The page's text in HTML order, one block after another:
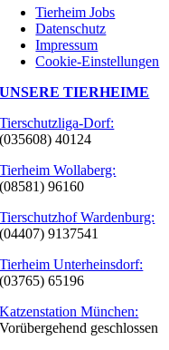
Tierheim Jobs
Datenschutz
Impressum
Cookie-Einstellungen
UNSERE TIERHEIME
Tierschutzliga-Dorf:
(035608) 40124
Tierheim Wollaberg:
(08581) 96160
Tierschutzhof Wardenburg:
(04407) 9137541
Tierheim Unterheinsdorf:
(03765) 65196
Katzenstation München:
Vorübergehend geschlossen